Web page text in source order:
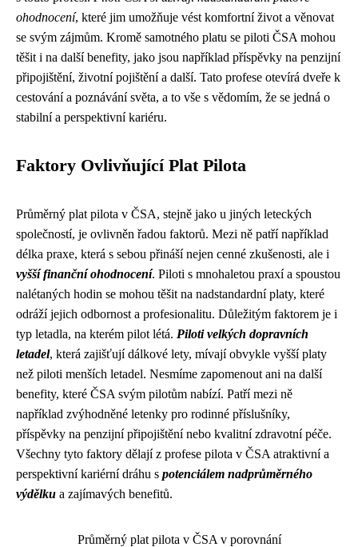
ohodnocení, které jim umožňuje vést komfortní život a věnovat
se svým zájmům. Kromě samotného platu se piloti ČSA mohou
těšit i na další benefity, jako jsou například příspěvky na penzijní
připojištění, životní pojištění a další. Tato profese otevírá dveře k
cestování a poznávání světa, a to vše s vědomím, že se jedná o
stabilní a perspektivní kariéru.
Faktory Ovlivňující Plat Pilota
Průměrný plat pilota v ČSA, stejně jako u jiných leteckých
společností, je ovlivněn řadou faktorů. Mezi ně patří například
délka praxe, která s sebou přináší nejen cenné zkušenosti, ale i
vyšší finanční ohodnocení. Piloti s mnohaletou praxí a spoustou
nalétaných hodin se mohou těšit na nadstandardní platy, které
odráží jejich odbornost a profesionalitu. Důležitým faktorem je i
typ letadla, na kterém pilot létá. Piloti velkých dopravních
letadel, která zajišťují dálkové lety, mívají obvykle vyšší platy
než piloti menších letadel. Nesmíme zapomenout ani na další
benefity, které ČSA svým pilotům nabízí. Patří mezi ně
například zvýhodněné letenky pro rodinné příslušníky,
příspěvky na penzijní připojištění nebo kvalitní zdravotní péče.
Všechny tyto faktory dělají z profese pilota v ČSA atraktivní a
perspektivní kariérní dráhu s potenciálem nadprůměrného
výdělku a zajímavých benefitů.
Průměrný plat pilota v ČSA v porovnání